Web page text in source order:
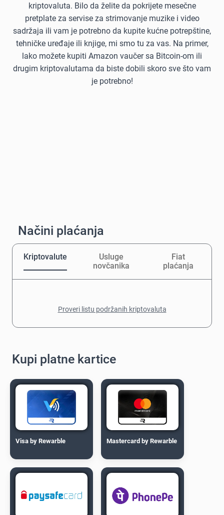
kriptovaluta. Bilo da želite da pokrijete mesečne
pretplate za servise za strimovanje muzike i video
sadržaja ili vam je potrebno da kupite kućne potrepštine,
tehničke uređaje ili knjige, mi smo tu za vas. Na primer,
lako možete kupiti Amazon vaučer sa Bitcoin-om ili
drugim kriptovalutama da biste dobili skoro sve što vam
je potrebno!
Načini plaćanja
Kriptovalute
Usluge
novčanika
Fiat
plaćanja
Proveri listu podržanih kriptovaluta
Kupi platne kartice
Visa by Rewarble Mastercard by Rewarble